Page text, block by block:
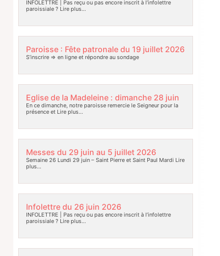
INFOLETTRE | Pas reçu ou pas encore inscrit à l’infolettre
paroissiale ? Lire plus…
Paroisse : Fête patronale du 19 juillet 2026
S’inscrire => en ligne et répondre au sondage
Eglise de la Madeleine : dimanche 28 juin
En ce dimanche, notre paroisse remercie le Seigneur pour la
présence etLire plus…
Messes du 29 juin au 5 juillet 2026
Semaine 26 Lundi 29 juin – Saint Pierre et Saint Paul Mardi Lire
plus…
Infolettre du 26 juin 2026
INFOLETTRE | Pas reçu ou pas encore inscrit à l’infolettre
paroissiale ? Lire plus…